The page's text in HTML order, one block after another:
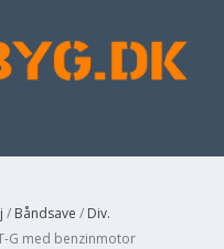
/ Båndsave / Div.
G med benzinmotor